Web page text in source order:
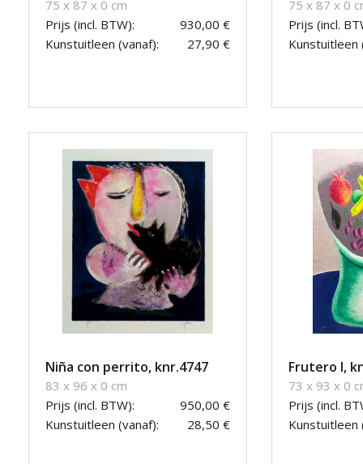
75 x 87 x 0 cm
Prijs (incl. BTW):
930,00 €
Kunstuitleen (vanaf):
27,90 €
75 x 87 x 0
Prijs (incl.
Kunstuitleen
Niña con perrito, knr.4747
83 x 96 x 0 cm
Prijs (incl. BTW):
950,00 €
Kunstuitleen (vanaf):
28,50 €
Frutero I,
73 x 93 x 0
Prijs (incl.
Kunstuitleen